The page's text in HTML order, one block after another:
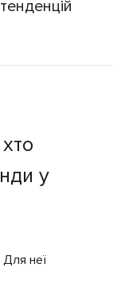
у
Для неї